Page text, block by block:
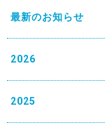
最新のお知らせ
2026
2025